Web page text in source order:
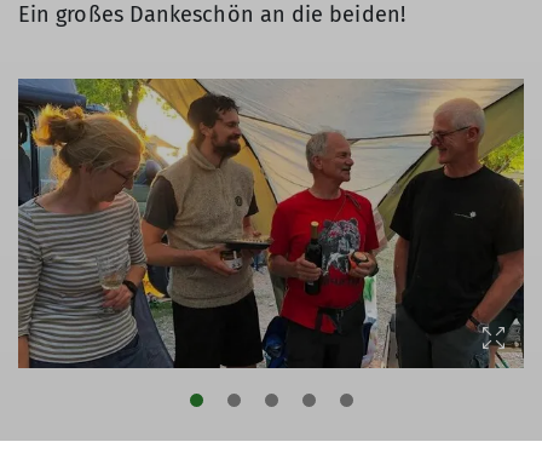
Ein großes Dankeschön an die beiden!